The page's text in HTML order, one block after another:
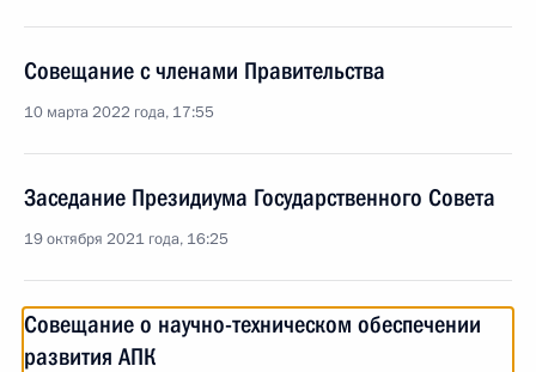
Совещание с членами Правительства
10 марта 2022 года, 17:55
Заседание Президиума Государственного Совета
19 октября 2021 года, 16:25
Совещание о научно-техническом обеспечении
развития АПК